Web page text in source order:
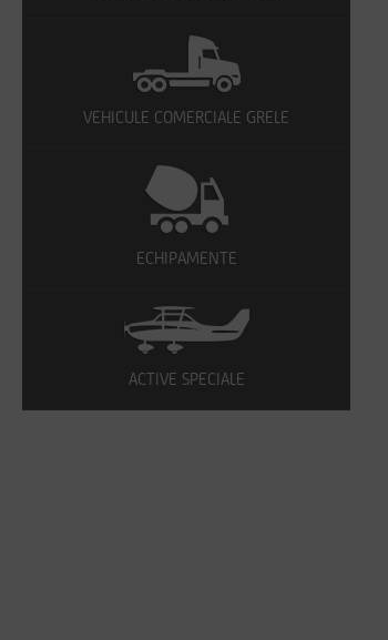
VEHICULE COMERCIALE GRELE
ECHIPAMENTE
ACTIVE SPECIALE